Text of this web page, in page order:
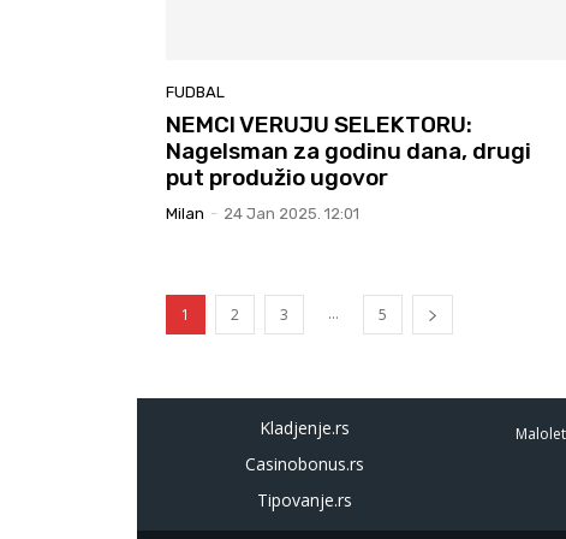
FUDBAL
NEMCI VERUJU SELEKTORU:
Nagelsman za godinu dana, drugi
put produžio ugovor
Milan - 24 Jan 2025. 12:01
1 2 3 ... 5
Kladjenje.rs
Casinobonus.rs
Tipovanje.rs